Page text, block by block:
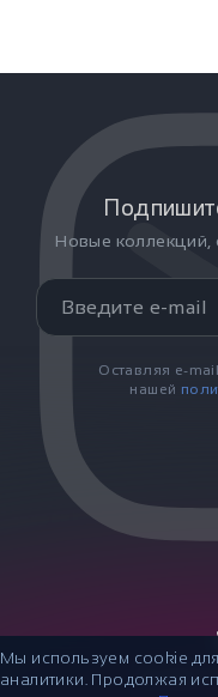
Мы используем cookie
аналитики. Продолжая
Новые коллекций,
Оставляя e-
нашей
© 2007-